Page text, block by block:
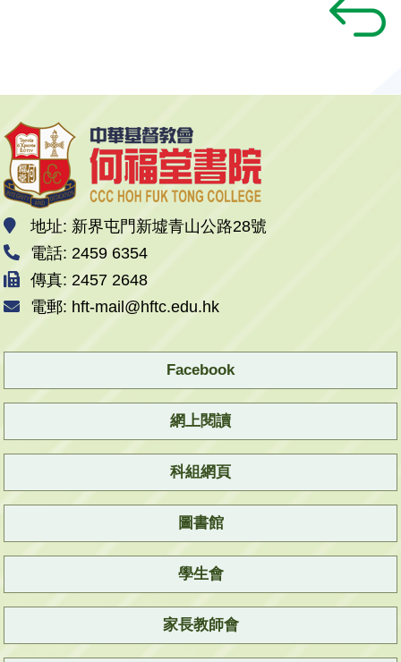
地址: 新界屯門新墟青山公路28號
電話: 2459 6354
傳真: 2457 2648
電郵: hft-mail@hftc.edu.hk
Facebook
網上閱讀
科組網頁
圖書館
學生會
家長教師會